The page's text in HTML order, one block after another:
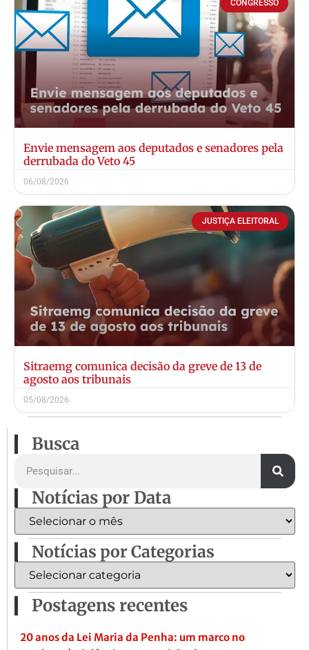
CONGRESSO
Envie mensagem aos deputados e senadores pela
derrubada do Veto 45
06/08/2026
JUSTIÇA ELEITORAL
Sitraemg comunica decisão da greve de 13 de
agosto aos tribunais
05/08/2026
Busca
Notícias por Data
Notícias por Categorias
Postagens recentes
20 anos da Lei Maria da Penha: um marco no